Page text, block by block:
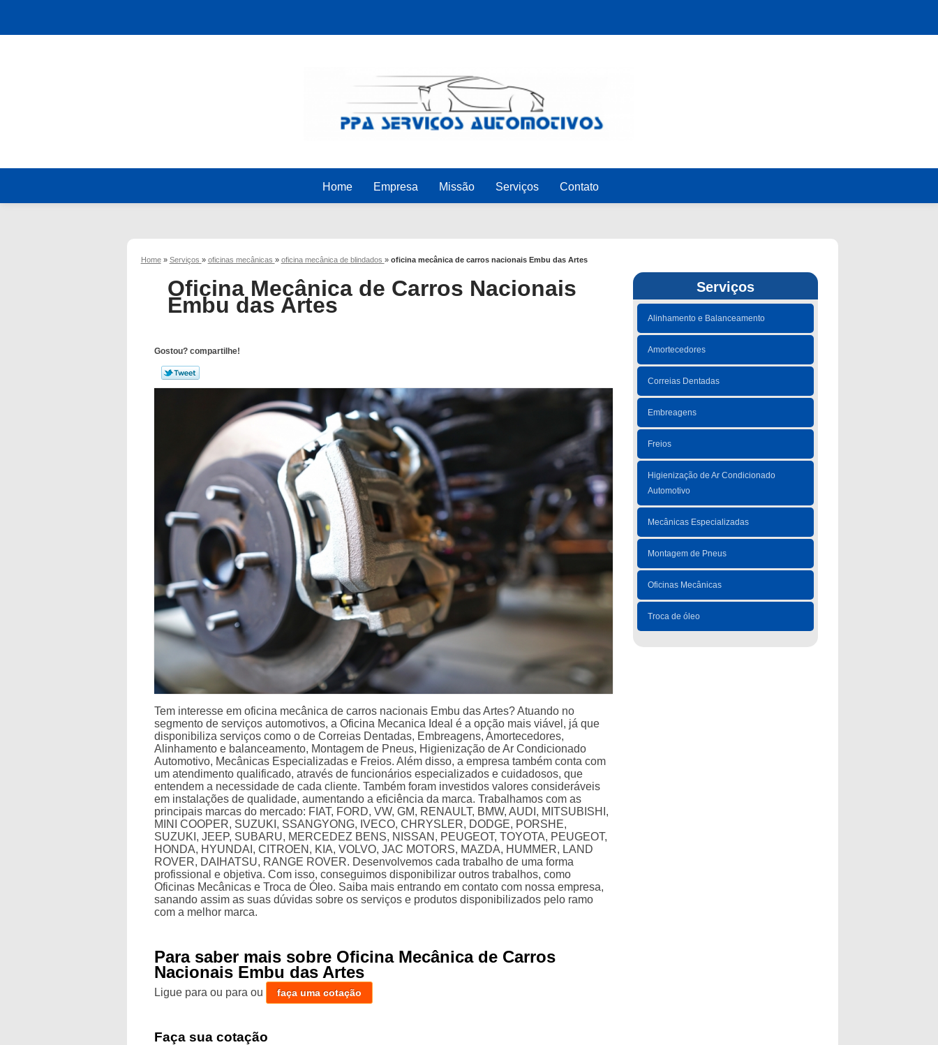
Home Empresa Missão Serviços Contato
Home » Serviços » oficinas mecânicas » oficina mecânica de blindados » oficina mecânica de carros nacionais Embu das Artes
Serviços
Alinhamento e Balanceamento
Amortecedores
Correias Dentadas
Embreagens
Freios
Higienização de Ar Condicionado
Automotivo
Mecânicas Especializadas
Montagem de Pneus
Oficinas Mecânicas
Troca de óleo
Oficina Mecânica de Carros Nacionais
Embu das Artes
Gostou? compartilhe!
Tem interesse em oficina mecânica de carros nacionais Embu das Artes? Atuando no
segmento de serviços automotivos, a Oficina Mecanica Ideal é a opção mais viável, já que
disponibiliza serviços como o de Correias Dentadas, Embreagens, Amortecedores,
Alinhamento e balanceamento, Montagem de Pneus, Higienização de Ar Condicionado
Automotivo, Mecânicas Especializadas e Freios. Além disso, a empresa também conta com
um atendimento qualificado, através de funcionários especializados e cuidadosos, que
entendem a necessidade de cada cliente. Também foram investidos valores consideráveis
em instalações de qualidade, aumentando a eficiência da marca. Trabalhamos com as
principais marcas do mercado: FIAT, FORD, VW, GM, RENAULT, BMW, AUDI, MITSUBISHI,
MINI COOPER, SUZUKI, SSANGYONG, IVECO, CHRYSLER, DODGE, PORSHE,
SUZUKI, JEEP, SUBARU, MERCEDEZ BENS, NISSAN, PEUGEOT, TOYOTA, PEUGEOT,
HONDA, HYUNDAI, CITROEN, KIA, VOLVO, JAC MOTORS, MAZDA, HUMMER, LAND
ROVER, DAIHATSU, RANGE ROVER. Desenvolvemos cada trabalho de uma forma
profissional e objetiva. Com isso, conseguimos disponibilizar outros trabalhos, como
Oficinas Mecânicas e Troca de Óleo. Saiba mais entrando em contato com nossa empresa,
sanando assim as suas dúvidas sobre os serviços e produtos disponibilizados pelo ramo
com a melhor marca.
Para saber mais sobre Oficina Mecânica de Carros
Nacionais Embu das Artes
Ligue paraou paraou faça uma cotação
Faça sua cotação